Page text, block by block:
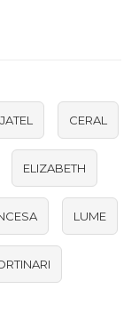
CERAL
ELIZABETH
LUME